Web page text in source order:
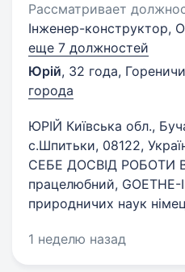
Рассматривает
Інженер-конструктор,
еще 7 должностей
Юрій, 32 года,
города
ЮРІЙ Київська обл.,
с.Шпитьки, 08122,
СЕБЕ ДОСВІД РОБОТИ
працелюбний, GOETHE-
природничих наук
1 неделю назад